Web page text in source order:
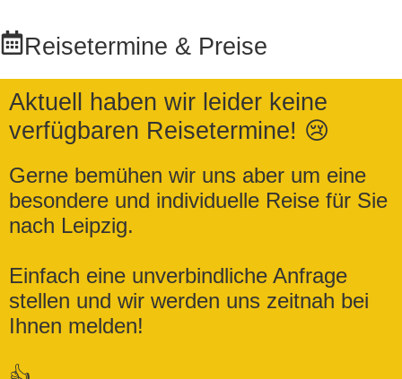
Reisetermine & Preise
Aktuell haben wir leider keine
verfügbaren Reisetermine! 😢
Gerne bemühen wir uns aber um eine
besondere und individuelle Reise für Sie
nach Leipzig.
Einfach eine unverbindliche Anfrage
stellen und wir werden uns zeitnah bei
Ihnen melden!